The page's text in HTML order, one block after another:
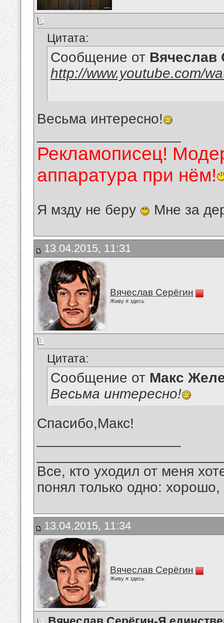
Цитата:
Сообщение от Вячеслав
http://www.youtube.com/
Весьма интересно!
Рекламописец!
аппаратура при нём!
Я мзду не беру Мне за
13.04.2015, 11:31
Вячеслав Серёгин
Живу я здесь
Цитата:
Сообщение от Макс
Весьма интересно!
Спасибо,Макс!
Все, кто уходил от меня
понял только одно:
13.04.2015, 11:34
Вячеслав Серёгин
Живу я здесь